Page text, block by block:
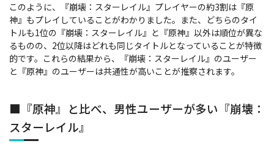
このように、『崩壊：スターレイル』プレイヤーの約3割は『原
神』もプレイしていることがわかりました。また、どちらのタイ
トルも1位の『崩壊：スターレイル』と『原神』以外は順位が異な
るものの、2位以降はどれも同じタイトルとなっていることが特徴
的です。これらの結果から、『崩壊：スターレイル』のユーザー
と『原神』のユーザーは共通性が高いことが推察されます。
■『原神』と比べ、男性ユーザーが多い『崩壊：
スターレイル』